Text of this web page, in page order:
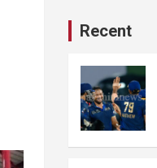
Recent